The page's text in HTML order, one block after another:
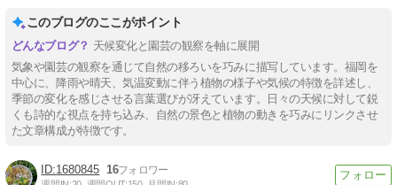
このブログのここがポイント
天候変化と園芸の観察を軸に展開
気象や園芸の観察を通じて自然の移ろいを巧みに描写しています。福岡を
中心に、降雨や晴天、気温変動に伴う植物の様子や気候の特徴を詳述し、
季節の変化を感じさせる言葉選びが冴えています。日々の天候に対して鋭
くも詩的な視点を持ち込み、自然の景色と植物の動きを巧みにリンクさせ
た文章構成が特徴です。
1680845 16